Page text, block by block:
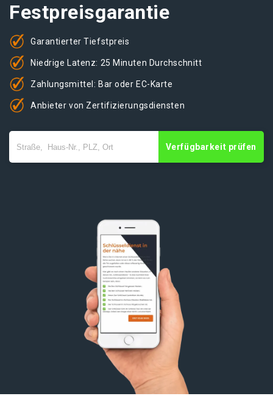
Festpreisgarantie
Garantierter Tiefstpreis
Niedrige Latenz: 25 Minuten Durchschnitt
Zahlungsmittel: Bar oder EC-Karte
Anbieter von Zertifizierungsdiensten
Verfügbarkeit prüfen